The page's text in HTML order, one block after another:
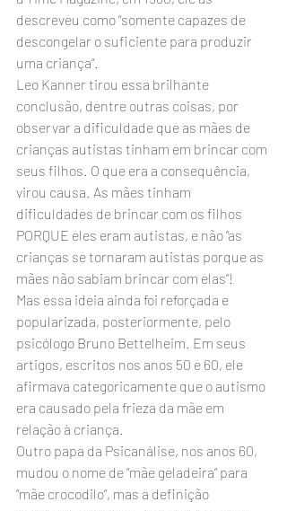
descreveu como “somente capazes de
descongelar o suficiente para produzir
uma criança”.
Leo Kanner tirou essa brilhante
conclusão, dentre outras coisas, por
observar a dificuldade que as mães de
crianças autistas tinham em brincar com
seus filhos. O que era a consequência,
virou causa. As mães tinham
dificuldades de brincar com os filhos
PORQUE eles eram autistas, e não “as
crianças se tornaram autistas porque as
mães não sabiam brincar com elas”!
Mas essa ideia ainda foi reforçada e
popularizada, posteriormente, pelo
psicólogo Bruno Bettelheim. Em seus
artigos, escritos nos anos 50 e 60, ele
afirmava categoricamente que o autismo
era causado pela frieza da mãe em
relação à criança.
Outro papa da Psicanálise, nos anos 60,
mudou o nome de “mãe geladeira” para
“mãe crocodilo”, mas a definição